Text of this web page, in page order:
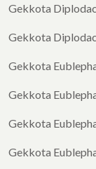
Gekkota
Gekkota
Gekkota
Gekkota
Gekkota
Gekkota